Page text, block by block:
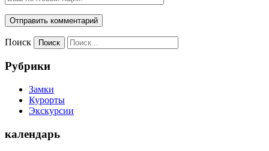
Поиск
Рубрики
Замки
Курорты
Экскурсии
календарь